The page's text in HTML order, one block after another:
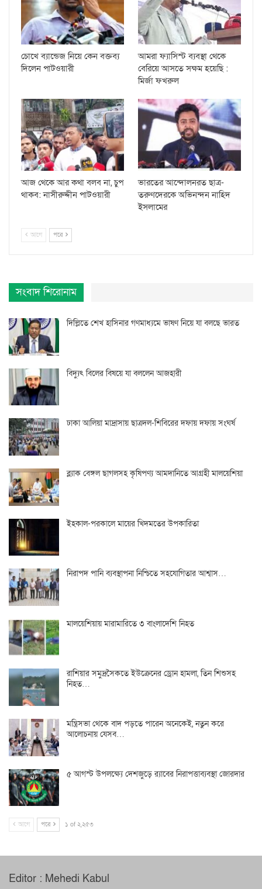
চোখে ব্যান্ডেজ নিয়ে কেন বক্তব্য
দিলেন পাটওয়ারী
আমরা ফ্যাসিস্ট ব্যবস্থা থেকে
বেরিয়ে আসতে সক্ষম হয়েছি :
মির্জা ফখরুল
আজ থেকে আর কথা বলব না, চুপ
থাকব: নাসীরুদ্দীন পাটওয়ারী
ভারতের আন্দোলনরত ছাত্র-
তরুণদেরকে অভিনন্দন নাহিদ
ইসলামের
আগে পরে
সংবাদ শিরোনাম
দিল্লিতে শেখ হাসিনার গণমাধ্যমে ভাষণ নিয়ে যা বলছে ভারত
বিদ্যুৎ বিলের বিষয়ে যা বললেন আজহারী
ঢাকা আলিয়া মাদ্রাসায় ছাত্রদল-শিবিরের দফায় দফায় সংঘর্ষ
ব্ল্যাক বেঙ্গল ছাগলসহ কৃষিপণ্য আমদানিতে আগ্রহী মালয়েশিয়া
ইহকাল-পরকালে মায়ের খিদমতের উপকারিতা
নিরাপদ পানি ব্যবস্থাপনা নিশ্চিতে সহযোগিতার আশ্বাস…
মালয়েশিয়ায় মারামারিতে ৩ বাংলাদেশি নিহত
রাশিয়ার সমুদ্রসৈকতে ইউক্রেনের ড্রোন হামলা, তিন শিশুসহ
নিহত…
মন্ত্রিসভা থেকে বাদ পড়তে পারেন অনেকেই, নতুন করে
আলোচনায় যেসব…
৫ আগস্ট উপলক্ষ্যে দেশজুড়ে র‌্যাবের নিরাপত্তাব্যবস্থা জোরদার
আগে পরে ১ of ২,২৫৩
Editor : Mehedi Kabul